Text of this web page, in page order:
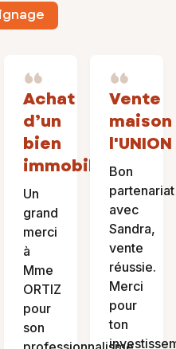
Achat
d’un
bien
immobilier
Un
grand
merci
à
Mme
ORTIZ
pour
son
Vente
maison
l'UNION
Bon
partenariat
avec
Sandra,
vente
réussie.
Merci
pour
ton